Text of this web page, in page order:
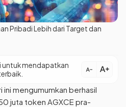
Pribadi Lebih dari Target dan
untuk mendapatkan
text_decrease text_increase
ini mengumumkan berhasil
juta token AGXCE pra-